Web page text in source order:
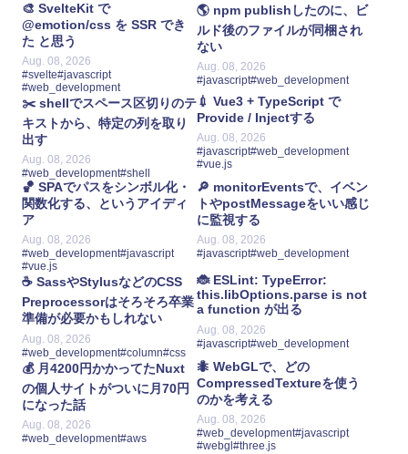
🎨 SvelteKit で
@emotion/css を SSR でき
た と思う
Aug. 08, 2026
#svelte#javascript
#web_development
🌎 npm publishしたのに、ビ
ルド後のファイルが同梱され
ない
Aug. 08, 2026
#javascript#web_development
✂️ shellでスペース区切りのテ
キストから、特定の列を取り
出す
Aug. 08, 2026
#web_development#shell
💉 Vue3 + TypeScript で
Provide / Injectする
Aug. 08, 2026
#javascript#web_development
#vue.js
🏀 SPAでパスをシンボル化・
関数化する、というアイディ
ア
Aug. 08, 2026
#web_development#javascript
#vue.js
🔎 monitorEventsで、イベン
トやpostMessageをいい感じ
に監視する
Aug. 08, 2026
#javascript#web_development
☕️ SassやStylusなどのCSS
Preprocessorはそろそろ卒業
準備が必要かもしれない
Aug. 08, 2026
#web_development#column#css
🐞 ESLint: TypeError:
this.libOptions.parse is not
a function が出る
Aug. 08, 2026
#javascript#web_development
💰 月4200円かかってたNuxt
の個人サイトがついに月70円
になった話
Aug. 08, 2026
#web_development#aws
🐜 WebGLで、どの
CompressedTextureを使う
のかを考える
Aug. 08, 2026
#web_development#javascript
#webgl#three.js